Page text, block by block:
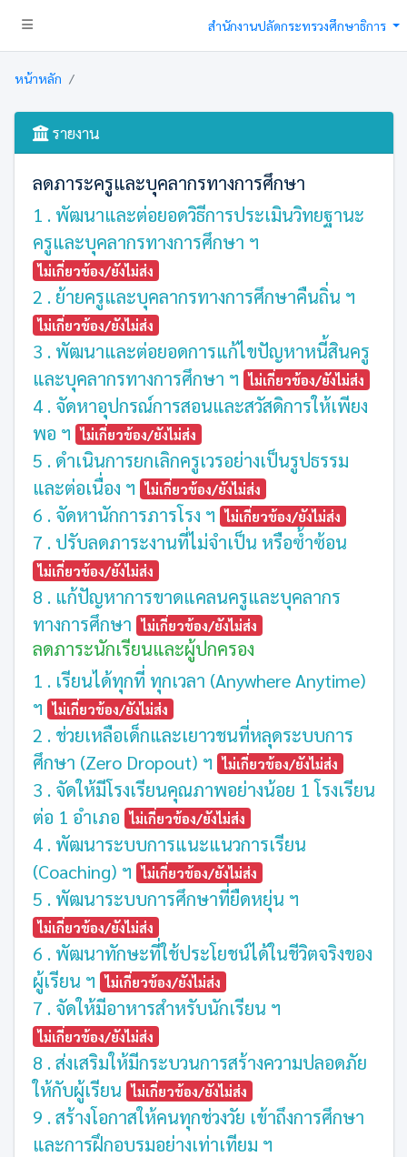
สำนักงานปลัดกระทรวงศึกษาธิการ
หน้าหลัก
รายงาน
ลดภาระครูและบุคลากรทางการศึกษา
1 . พัฒนาและต่อยอดวิธีการประเมินวิทยฐานะ
ครูและบุคลากรทางการศึกษา ฯ
ไม่เกี่ยวข้อง/ยังไม่ส่ง
2 . ย้ายครูและบุคลากรทางการศึกษาคืนถิ่น ฯ
ไม่เกี่ยวข้อง/ยังไม่ส่ง
3 . พัฒนาและต่อยอดการแก้ไขปัญหาหนี้สินครู
และบุคลากรทางการศึกษา ฯ
ไม่เกี่ยวข้อง/ยังไม่ส่ง
4 . จัดหาอุปกรณ์การสอนและสวัสดิการให้เพียง
พอ ฯ
ไม่เกี่ยวข้อง/ยังไม่ส่ง
5 . ดำเนินการยกเลิกครูเวรอย่างเป็นรูปธรรม
และต่อเนื่อง ฯ
ไม่เกี่ยวข้อง/ยังไม่ส่ง
6 . จัดหานักการภารโรง ฯ ไม่เกี่ยวข้อง/ยังไม่ส่ง
7 . ปรับลดภาระงานที่ไม่จำเป็น หรือซ้ำซ้อน
ไม่เกี่ยวข้อง/ยังไม่ส่ง
8 . แก้ปัญหาการขาดแคลนครูและบุคลากร
ทางการศึกษา
ไม่เกี่ยวข้อง/ยังไม่ส่ง
ลดภาระนักเรียนและผู้ปกครอง
1 . เรียนได้ทุกที่ ทุกเวลา (Anywhere Anytime)
ฯ
ไม่เกี่ยวข้อง/ยังไม่ส่ง
2 . ช่วยเหลือเด็กและเยาวชนที่หลุดระบบการ
ศึกษา (Zero Dropout) ฯ
ไม่เกี่ยวข้อง/ยังไม่ส่ง
3 . จัดให้มีโรงเรียนคุณภาพอย่างน้อย 1 โรงเรียน
ต่อ 1 อำเภอ
ไม่เกี่ยวข้อง/ยังไม่ส่ง
4 . พัฒนาระบบการแนะแนวการเรียน
(Coaching) ฯ
ไม่เกี่ยวข้อง/ยังไม่ส่ง
5 . พัฒนาระบบการศึกษาที่ยืดหยุ่น ฯ
ไม่เกี่ยวข้อง/ยังไม่ส่ง
6 . พัฒนาทักษะที่ใช้ประโยชน์ได้ในชีวิตจริงของ
ผู้เรียน ฯ
ไม่เกี่ยวข้อง/ยังไม่ส่ง
7 . จัดให้มีอาหารสำหรับนักเรียน ฯ
ไม่เกี่ยวข้อง/ยังไม่ส่ง
8 . ส่งเสริมให้มีกระบวนการสร้างความปลอดภัย
ให้กับผู้เรียน
ไม่เกี่ยวข้อง/ยังไม่ส่ง
9 . สร้างโอกาสให้คนทุกช่วงวัย เข้าถึงการศึกษา
และการฝึกอบรมอย่างเท่าเทียม ฯ